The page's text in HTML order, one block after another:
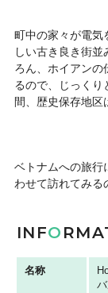
町中の家々が電気
しい古き良き街
ろん、ホイアンの
るので、じっくり
間、歴史保存地区
ベトナムへの旅行
わせて訪れてみる
INFO
名称
バ